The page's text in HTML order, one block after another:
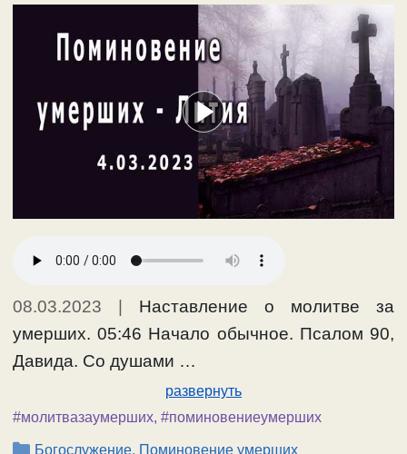
08.03.2023 | Наставление о молитве за
умерших. 05:46 Начало обычное. Псалом 90,
Давида. Со душами …
развернуть
#молитвазаумерших, #поминовениеумерших
Рубрики
Богослужение, Поминовение умерших